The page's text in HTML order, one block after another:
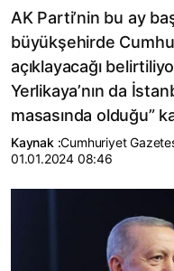
AK Parti’nin bu ay
büyükşehirde
açıklayacağı
Yerlikaya’nın da
masasında olduğu”
Kaynak :Cumhuriyet
01.01.2024 08:46